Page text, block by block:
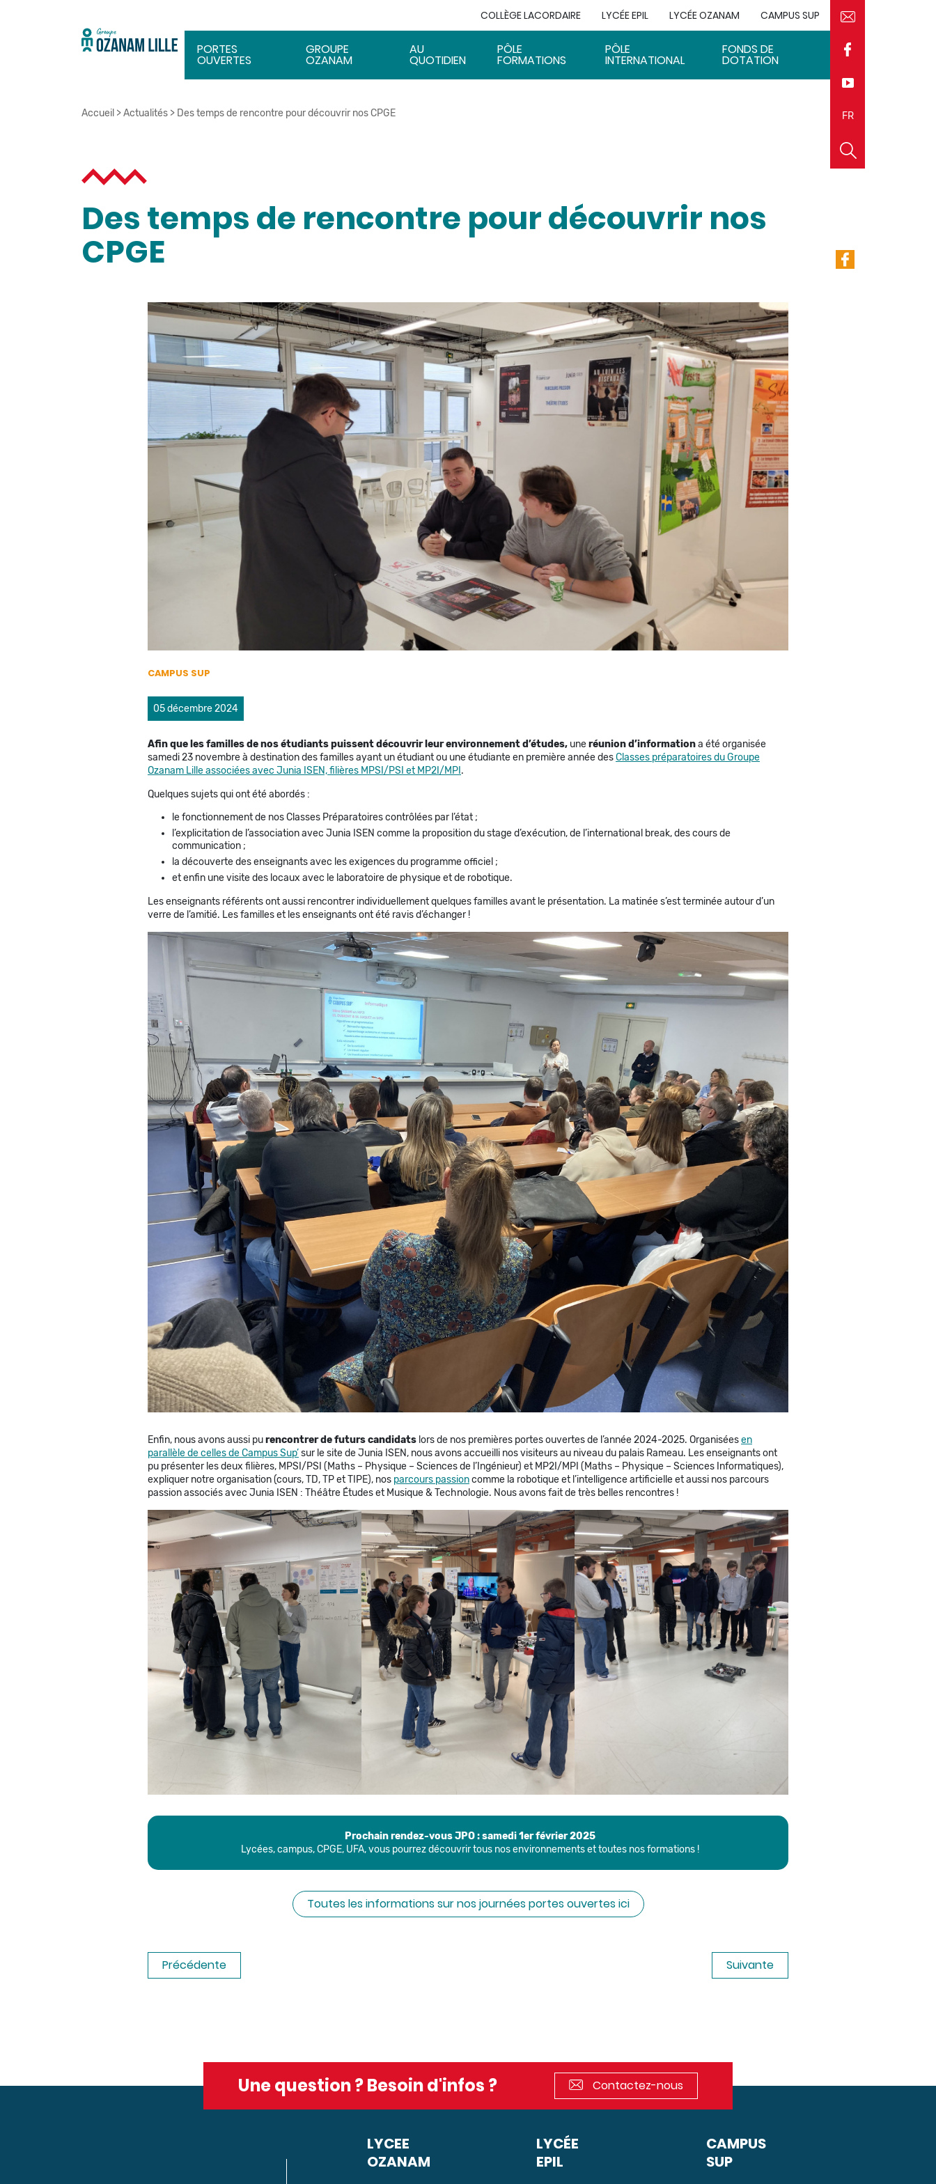
COLLÈGE LACORDAIRE LYCÉE EPIL LYCÉE OZANAM CAMPUS SUP
PORTES
OUVERTES
GROUPE
OZANAM
AU
QUOTIDIEN
PÔLE
FORMATIONS
PÔLE
INTERNATIONAL
FONDS DE
DOTATION
FR
EN
Accueil >Actualités > Des temps de rencontre pour découvrir nos CPGE
Des temps de rencontre pour découvrir nos
CPGE
CAMPUS SUP
05 décembre 2024
Afin que les familles de nos étudiants puissent découvrir leur environnement d’études, uneréunion d’informationa été organisée
samedi 23 novembre à destination des familles ayant un étudiant ou une étudiante en première année desClasses préparatoires du Groupe
Ozanam Lille associées avec Junia ISEN, filières MPSI/PSI et MP2I/MPI .
Quelques sujets qui ont été abordés :
le fonctionnement de nos Classes Préparatoires contrôlées par l’état ;
l’explicitation de l’association avec Junia ISEN comme la proposition du stage d’exécution, de l’international break, des cours de
communication ;
la découverte des enseignants avec les exigences du programme officiel ;
et enfin une visite des locaux avec le laboratoire de physique et de robotique.
Les enseignants référents ont aussi rencontrer individuellement quelques familles avant le présentation. La matinée s’est terminée autour d’un
verre de l’amitié. Les familles et les enseignants ont été ravis d’échanger !
Enfin, nous avons aussi purencontrer de futurs candidats lors de nos premières portes ouvertes de l’année 2024-2025. Organiséesen
parallèle de celles de Campus Sup’sur le site de Junia ISEN, nous avons accueilli nos visiteurs au niveau du palais Rameau. Les enseignants ont
pu présenter les deux filières, MPSI/PSI (Maths – Physique – Sciences de l’Ingénieur) et MP2I/MPI (Maths – Physique – Sciences Informatiques),
expliquer notre organisation (cours, TD, TP et TIPE), nos parcours passioncomme la robotique et l’intelligence artificielle et aussi nos parcours
passion associés avec Junia ISEN : Théâtre Études et Musique & Technologie. Nous avons fait de très belles rencontres !
Prochain rendez-vous JPO : samedi 1er février 2025
Lycées, campus, CPGE, UFA, vous pourrez découvrir tous nos environnements et toutes nos formations !
Toutes les informations sur nos journées portes ouvertes ici
Précédente Suivante
Une question ? Besoin d'infos ? Contactez-nous
LYCEE
OZANAM
LYCÉE
EPIL
CAMPUS
SUP